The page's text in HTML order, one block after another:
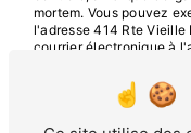
mortem. Vous pouvez
l'adresse 414 Rte Vieille
courrier électronique à
justificatif d'identité
vos données pendant
la durée de
des contentieux. Vous